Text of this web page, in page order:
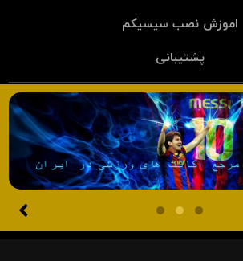
اموزش نصب سیسیکم
پشتیبانی